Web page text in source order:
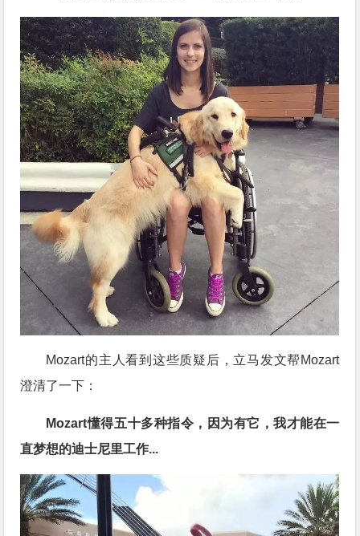
Mozart的主人看到这些质疑后，立马发文帮Mozart
澄清了一下：
Mozart懂得五十多种指令，因为有它，我才能在一
直梦想的迪士尼里工作...